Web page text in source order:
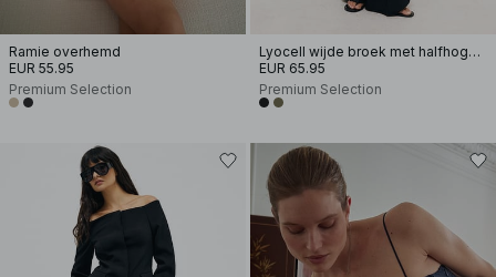
Ramie overhemd
EUR 55.95
Premium Selection
Lyocell wijde broek met halfhoge taille
EUR 65.95
Premium Selection